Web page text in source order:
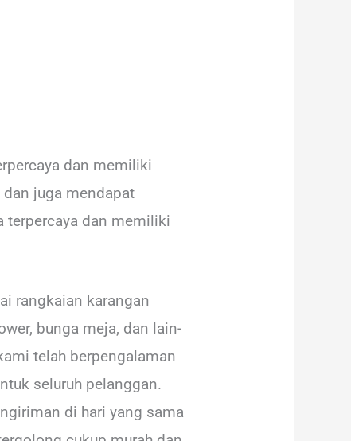
dan memiliki
juga mendapat
terpercaya dan memiliki
rangkaian karangan
bunga meja, dan lain-
telah berpengalaman
seluruh pelanggan.
di hari yang sama